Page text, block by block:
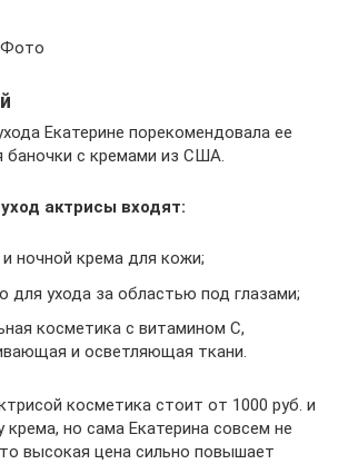
Фото
Екатерине порекомендовала ее
баночки с кремами из США.
актрисы входят:
ночной крема для кожи;
для ухода за областью под глазами;
косметика с витамином С,
и осветляющая ткани.
косметика стоит от 1000 руб. и
но сама Екатерина совсем не
высокая цена сильно повышает